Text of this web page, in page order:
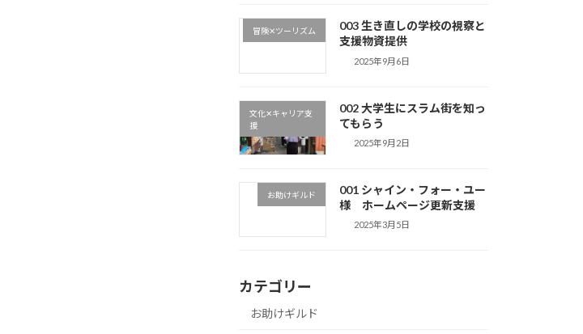
冒険✕ツーリズム
003 生き直しの学校の視察と
支援物資提供
2025年9月6日
文化✕キャリア支
援
002 大学生にスラム街を知っ
てもらう
2025年9月2日
お助けギルド
001 シャイン・フォー・ユー
様 ホームページ更新支援
2025年3月5日
カテゴリー
お助けギルド